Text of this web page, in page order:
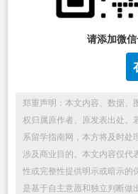
请添加微信
郑重声明：本文内容、数据、
权归属原作者、原发表出处。
系留学指南网，本方将及时处
涉及商业目的。本文内容仅代
性或完整性提供明示或暗示的
是基于自主意愿和独立判断做